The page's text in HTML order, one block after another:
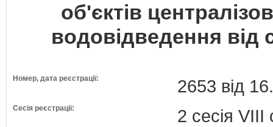
об'єктів
водовідведення від
Номер, дата реєстрації: 2653 від
Сесія реєстрації: 2 сесія VIII